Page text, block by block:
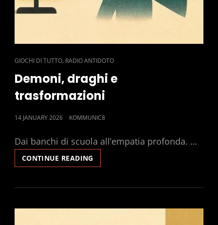
CAT
LINKS
GIOCHI DI TUTTO, RADIO ANTIDOTO
Demoni, draghi e
trasformazioni
POSTED
14 JANUARY 2026 KOMMUNIC8
Dai banchi di scuola all’empatia profonda. …
CONTINUE READING
DRAGHI
TRASFORMAZIONI